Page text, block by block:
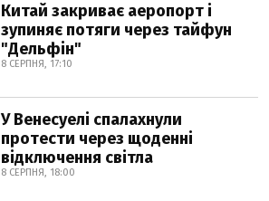
Китай закриває аеропорт і
зупиняє потяги через тайфун
"Дельфін"
8 СЕРПНЯ, 17:10
У Венесуелі спалахнули
протести через щоденні
відключення світла
8 СЕРПНЯ, 18:00